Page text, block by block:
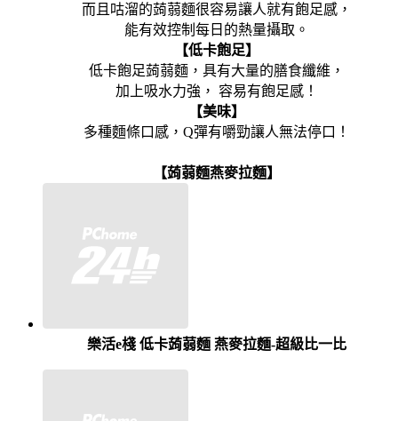
而且咕溜的蒟蒻麵很容易讓人就有飽足感，
能有效控制每日的熱量攝取。
【低卡飽足】
低卡飽足蒟蒻麵，具有大量的膳食纖維，
加上吸水力強， 容易有飽足感！
【美味】
多種麵條口感，Q彈有嚼勁讓人無法停口！
【蒟蒻麵燕麥拉麵】
樂活e棧 低卡蒟蒻麵 燕麥拉麵-超級比一比